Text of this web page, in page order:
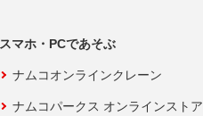
スマホ・PCであそぶ
ナムコオンラインクレーン
ナムコパークス オンラインストア